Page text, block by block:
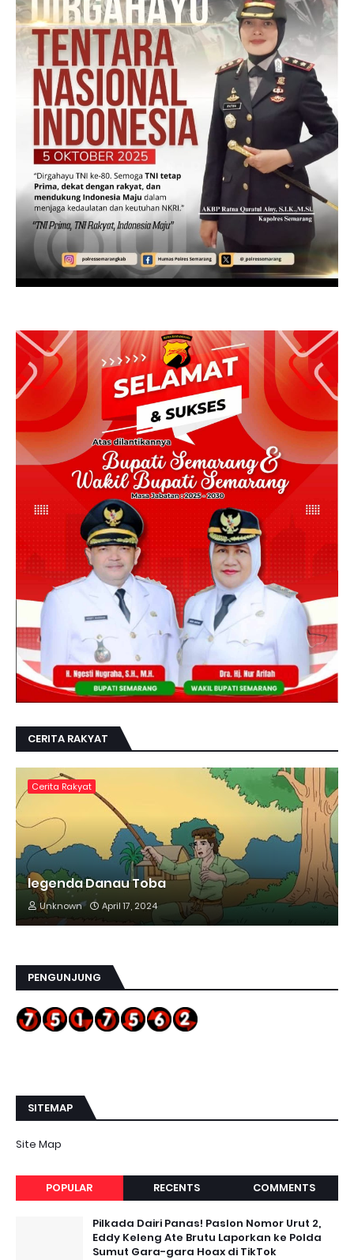
CERITA RAKYAT
Cerita Rakyat
legenda Danau Toba
Unknown April 17, 2024
PENGUNJUNG
SITEMAP
Site Map
POPULAR RECENTS COMMENTS
Pilkada Dairi Panas! Paslon Nomor Urut 2,
Eddy Keleng Ate Brutu Laporkan ke Polda
Sumut Gara-gara Hoax di TikTok